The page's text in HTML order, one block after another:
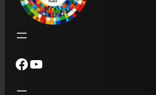
Groupe Facebook – Communauté HuP Chaîne Youtube HuP